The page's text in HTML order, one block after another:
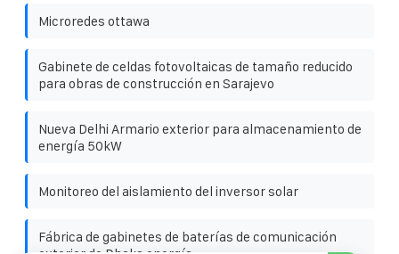
Microredes ottawa
Gabinete de celdas fotovoltaicas de tamaño reducido
para obras de construcción en Sarajevo
Nueva Delhi Armario exterior para almacenamiento de
energía 50kW
Monitoreo del aislamiento del inversor solar
Fábrica de gabinetes de baterías de comunicación